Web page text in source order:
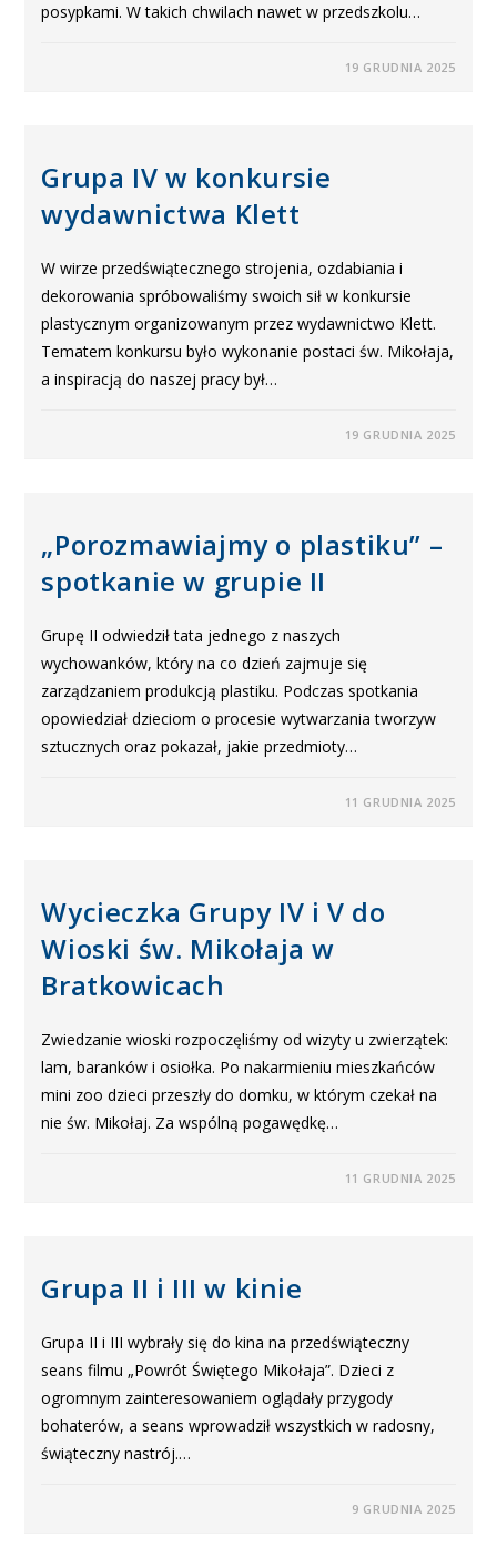
posypkami. W takich chwilach nawet w przedszkolu…
19 GRUDNIA 2025
Grupa IV w konkursie
wydawnictwa Klett
W wirze przedświątecznego strojenia, ozdabiania i
dekorowania spróbowaliśmy swoich sił w konkursie
plastycznym organizowanym przez wydawnictwo Klett.
Tematem konkursu było wykonanie postaci św. Mikołaja,
a inspiracją do naszej pracy był…
19 GRUDNIA 2025
„Porozmawiajmy o plastiku” –
spotkanie w grupie II
Grupę II odwiedził tata jednego z naszych
wychowanków, który na co dzień zajmuje się
zarządzaniem produkcją plastiku. Podczas spotkania
opowiedział dzieciom o procesie wytwarzania tworzyw
sztucznych oraz pokazał, jakie przedmioty…
11 GRUDNIA 2025
Wycieczka Grupy IV i V do
Wioski św. Mikołaja w
Bratkowicach
Zwiedzanie wioski rozpoczęliśmy od wizyty u zwierzątek:
lam, baranków i osiołka. Po nakarmieniu mieszkańców
mini zoo dzieci przeszły do domku, w którym czekał na
nie św. Mikołaj. Za wspólną pogawędkę…
11 GRUDNIA 2025
Grupa II i III w kinie
Grupa II i III wybrały się do kina na przedświąteczny
seans filmu „Powrót Świętego Mikołaja”. Dzieci z
ogromnym zainteresowaniem oglądały przygody
bohaterów, a seans wprowadził wszystkich w radosny,
świąteczny nastrój.…
9 GRUDNIA 2025